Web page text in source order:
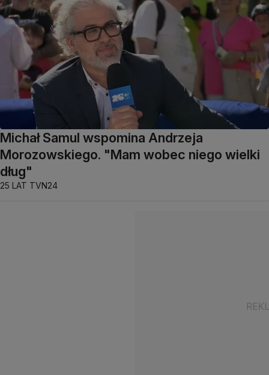
Michał Samul wspomina Andrzeja
Morozowskiego. "Mam wobec niego wielki
dług"
25 LAT TVN24